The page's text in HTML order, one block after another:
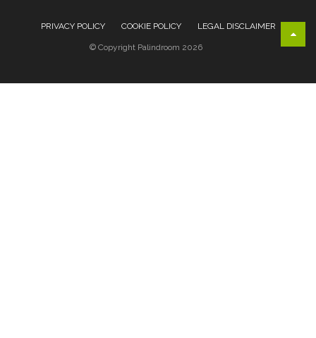
PRIVACY POLICY COOKIE POLICY LEGAL DISCLAIMER
© Copyright Palindroom 2026